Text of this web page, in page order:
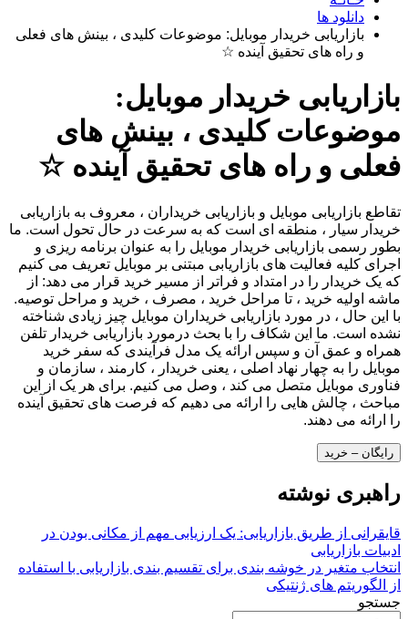
دانلود ها
بازاریابی خریدار موبایل: موضوعات کلیدی ، بینش های فعلی
و راه های تحقیق آینده ☆
بازاریابی خریدار موبایل:
موضوعات کلیدی ، بینش های
فعلی و راه های تحقیق آینده ☆
تقاطع بازاریابی موبایل و بازاریابی خریداران ، معروف به بازاریابی
خریدار سیار ، منطقه ای است که به سرعت در حال تحول است. ما
بطور رسمی بازاریابی خریدار موبایل را به عنوان برنامه ریزی و
اجرای کلیه فعالیت های بازاریابی مبتنی بر موبایل تعریف می کنیم
که یک خریدار را در امتداد و فراتر از مسیر خرید قرار می دهد: از
ماشه اولیه خرید ، تا مراحل خرید ، مصرف ، خرید و مراحل توصیه.
با این حال ، در مورد بازاریابی خریداران موبایل چیز زیادی شناخته
نشده است. ما این شکاف را با بحث درمورد بازاریابی خریدار تلفن
همراه و عمق آن و سپس ارائه یک مدل فرآیندی که سفر خرید
موبایل را به چهار نهاد اصلی ، یعنی خریدار ، کارمند ، سازمان و
فناوری موبایل متصل می کند ، وصل می کنیم. برای هر یک از این
مباحث ، چالش هایی را ارائه می دهیم که فرصت های تحقیق آینده
را ارائه می دهند.
رایگان – خرید
راهبری نوشته
قایقرانی از طریق بازاریابی: یک ارزیابی مهم از مکانی بودن در
ادبیات بازاریابی
انتخاب متغیر در خوشه بندی برای تقسیم بندی بازاریابی با استفاده
از الگوریتم های ژنتیکی
جستجو